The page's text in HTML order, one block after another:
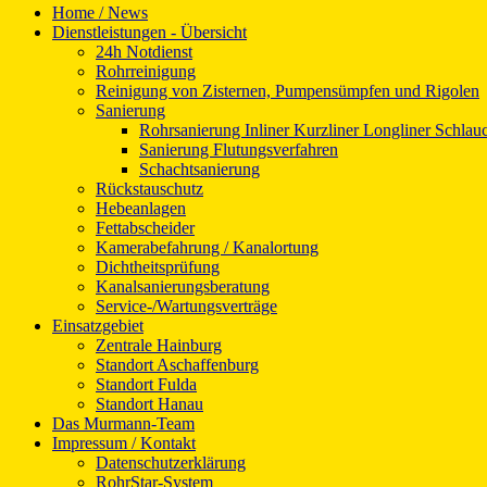
Home / News
Dienstleistungen - Übersicht
24h Notdienst
Rohrreinigung
Reinigung von Zisternen, Pumpensümpfen und Rigolen
Sanierung
Rohrsanierung Inliner Kurzliner Longliner
Sanierung Flutungsverfahren
Schachtsanierung
Rückstauschutz
Hebeanlagen
Fettabscheider
Kamerabefahrung / Kanalortung
Dichtheitsprüfung
Kanalsanierungsberatung
Service-/Wartungsverträge
Einsatzgebiet
Zentrale Hainburg
Standort Aschaffenburg
Standort Fulda
Standort Hanau
Das Murmann-Team
Impressum / Kontakt
Datenschutzerklärung
RohrStar-System